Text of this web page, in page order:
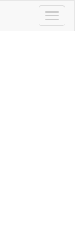
Toggle